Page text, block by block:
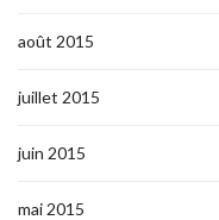
août 2015
juillet 2015
juin 2015
mai 2015